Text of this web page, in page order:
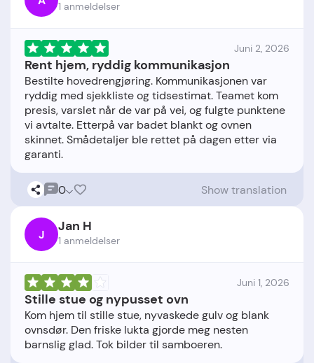
1 anmeldelser
Juni 2, 2026
Rent hjem, ryddig kommunikasjon
Bestilte hovedrengjøring. Kommunikasjonen var
ryddig med sjekkliste og tidsestimat. Teamet kom
presis, varslet når de var på vei, og fulgte punktene
vi avtalte. Etterpå var badet blankt og ovnen
skinnet. Smådetaljer ble rettet på dagen etter via
0 Show translation
J Jan H
1 anmeldelser
Juni 1, 2026
Stille stue og nypusset ovn
Kom hjem til stille stue, nyvaskede gulv og blank
ovnsdør. Den friske lukta gjorde meg nesten